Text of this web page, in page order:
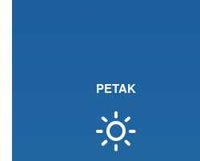
PETAK